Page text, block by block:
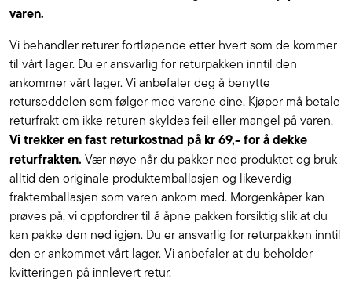
varen.
Vi behandler returer fortløpende etter hvert som de kommer
til vårt lager. Du er ansvarlig for returpakken inntil den
ankommer vårt lager. Vi anbefaler deg å benytte
returseddelen som følger med varene dine. Kjøper må betale
returfrakt om ikke returen skyldes feil eller mangel på varen.
Vi trekker en fast returkostnad på kr 69,- for å dekke
returfrakten. Vær nøye når du pakker ned produktet og bruk
alltid den originale produktemballasjen og likeverdig
fraktemballasjen som varen ankom med. Morgenkåper kan
prøves på, vi oppfordrer til å åpne pakken forsiktig slik at du
kan pakke den ned igjen. Du er ansvarlig for returpakken inntil
den er ankommet vårt lager. Vi anbefaler at du beholder
kvitteringen på innlevert retur.